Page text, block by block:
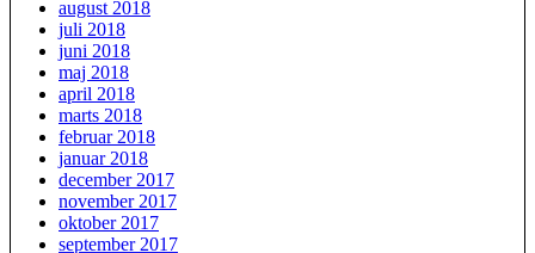
august 2018
juli 2018
juni 2018
maj 2018
april 2018
marts 2018
februar 2018
januar 2018
december 2017
november 2017
oktober 2017
september 2017